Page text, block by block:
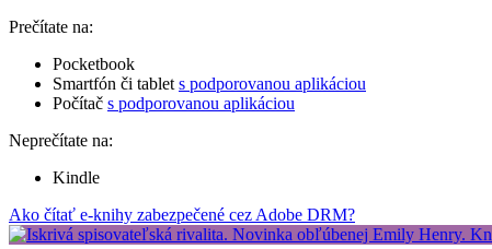
Prečítate na:
Pocketbook
Smartfón či tablet s podporovanou aplikáciou
Počítač s podporovanou aplikáciou
Neprečítate na:
Kindle
Ako čítať e-knihy zabezpečené cez Adobe DRM?